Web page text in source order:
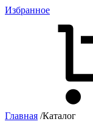
Избранное
Главная /Каталог